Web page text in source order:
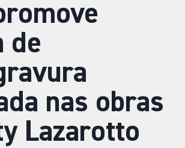
de
nas obras
Lazarotto